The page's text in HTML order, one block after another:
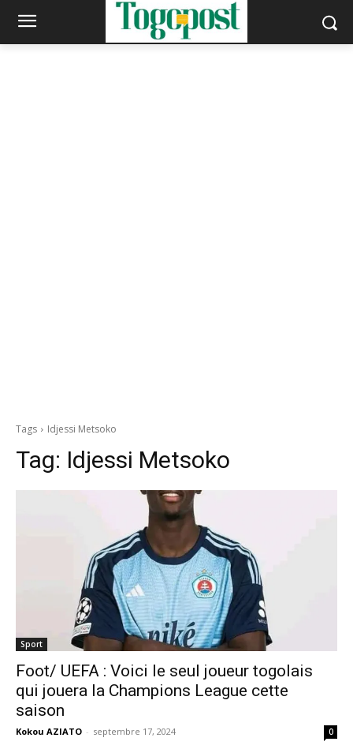
Tags Idjessi Metsoko
Tag: Idjessi Metsoko
Sport
Foot/ UEFA : Voici le seul joueur togolais
qui jouera la Champions League cette
saison
Kokou AZIATO - septembre 17, 2024 0